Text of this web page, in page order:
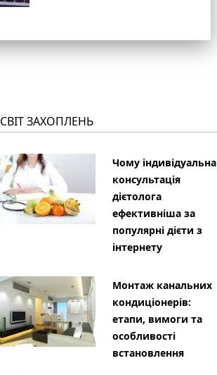
СВІТ ЗАХОПЛЕНЬ
Чому індивідуальна
консультація
дієтолога
ефективніша за
популярні дієти з
інтернету
Монтаж канальних
кондиціонерів:
етапи, вимоги та
особливості
встановлення